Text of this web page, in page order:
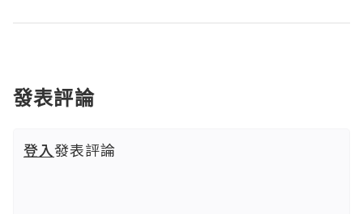
發表評論
登入發表評論